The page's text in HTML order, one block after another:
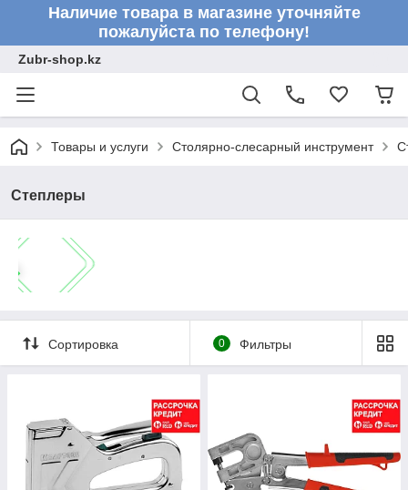
Наличие товара в магазине уточняйте
пожалуйста по телефону!
Zubr-shop.kz
Товары и услуги Столярно-слесарный инструмент
Степлеры
Сортировка 0 Фильтры